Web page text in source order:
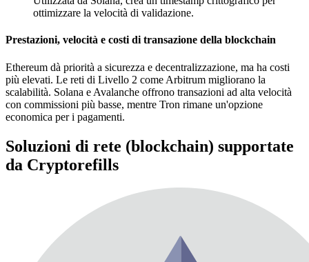
ottimizzare la velocità di validazione.
Prestazioni, velocità e costi di transazione della blockchain
Ethereum dà priorità a sicurezza e decentralizzazione, ma ha costi
più elevati. Le reti di Livello 2 come Arbitrum migliorano la
scalabilità. Solana e Avalanche offrono transazioni ad alta velocità
con commissioni più basse, mentre Tron rimane un'opzione
economica per i pagamenti.
Soluzioni di rete (blockchain) supportate
da Cryptorefills